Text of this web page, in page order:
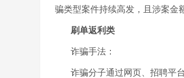
骗类型案件持续高发，且涉案金
刷单返利类
诈骗手法：
诈骗分子通过网页、招聘平